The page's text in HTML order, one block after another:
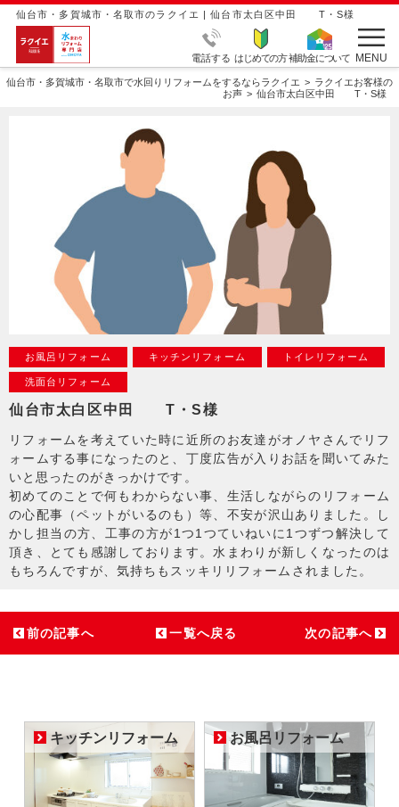
仙台市・多賀城市・名取市のラクイエ | 仙台市太白区中田 T・S様
電話する はじめての方補助金について MENU
仙台市・多賀城市・名取市で水回りリフォームをするならラクイエ
ラクイエお客様の
お声
仙台市太白区中田 T・S様
お風呂リフォーム キッチンリフォーム トイレリフォーム
洗面台リフォーム
仙台市太白区中田 T・S様
リフォームを考えていた時に近所のお友達がオノヤさんでリフ
ォームする事になったのと、丁度広告が入りお話を聞いてみた
いと思ったのがきっかけです。
初めてのことで何もわからない事、生活しながらのリフォーム
の心配事（ペットがいるのも）等、不安が沢山ありました。し
かし担当の方、工事の方が1つ1つていねいに1つずつ解決して
頂き、とても感謝しております。水まわりが新しくなったのは
もちろんですが、気持ちもスッキリリフォームされました。
前の記事へ 一覧へ戻る 次の記事へ
キッチンリフォーム お風呂リフォーム